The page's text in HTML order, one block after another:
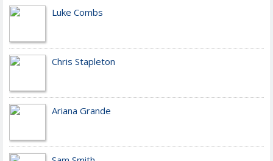
Luke Combs
Chris Stapleton
Ariana Grande